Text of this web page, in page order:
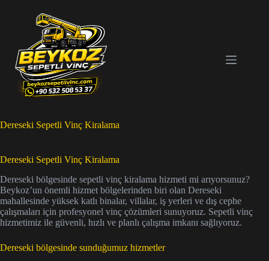
Dereseki Sepetli Vinç Kiralama
Dereseki Sepetli Vinç Kiralama
Dereseki bölgesinde sepetli vinç kiralama hizmeti mi arıyorsunuz?
Beykoz’un önemli hizmet bölgelerinden biri olan Dereseki
mahallesinde yüksek katlı binalar, villalar, iş yerleri ve dış cephe
çalışmaları için profesyonel vinç çözümleri sunuyoruz. Sepetli vinç
hizmetimiz ile güvenli, hızlı ve planlı çalışma imkanı sağlıyoruz.
Dereseki bölgesinde sunduğumuz hizmetler